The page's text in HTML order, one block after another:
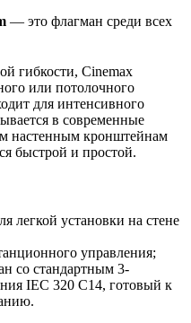
— это флагман среди всех
гибкости, Cinemax
или потолочного
для интенсивного
в современные
настенным кронштейнам
быстрой и простой.
установки на стене
управления;
со стандартным 3-
IEC 320 C14, готовый к